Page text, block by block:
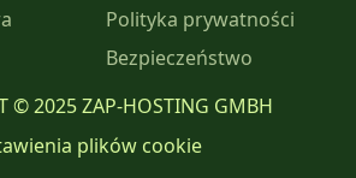
Polityka prywatności
Bezpieczeństwo
© 2025 ZAP-HOSTING GMBH
plików cookie